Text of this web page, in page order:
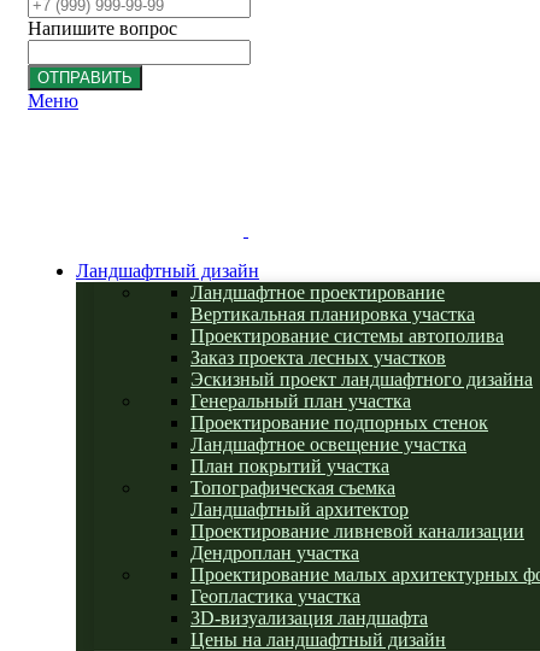
Напишите вопрос
ОТПРАВИТЬ
Меню
Ландшафтный дизайн
Ландшафтное проектирование
Вертикальная планировка участка
Проектирование системы автополива
Заказ проекта лесных участков
Эскизный проект ландшафтного дизайна
Генеральный план участка
Проектирование подпорных стенок
Ландшафтное освещение участка
План покрытий участка
Топографическая съемка
Ландшафтный архитектор
Проектирование ливневой канализации
Дендроплан участка
Проектирование малых архитектурных
Геопластика участка
3D-визуализация ландшафта
Цены на ландшафтный дизайн